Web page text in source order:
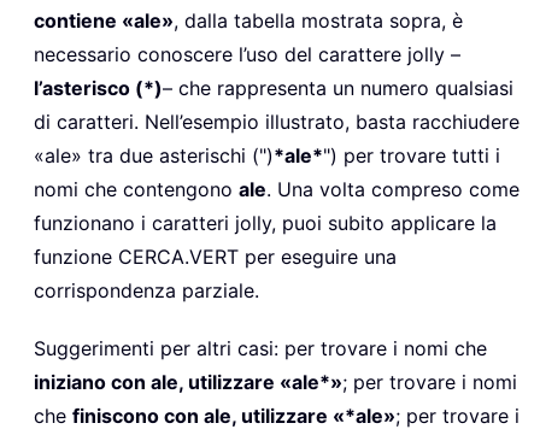
contiene «ale», dalla tabella mostrata sopra, è
necessario conoscere l’uso del carattere jolly –
l’asterisco (*)– che rappresenta un numero qualsiasi
di caratteri. Nell’esempio illustrato, basta racchiudere
«ale» tra due asterischi (")*ale*") per trovare tutti i
nomi che contengono ale. Una volta compreso come
funzionano i caratteri jolly, puoi subito applicare la
funzione CERCA.VERT per eseguire una
corrispondenza parziale.
Suggerimenti per altri casi: per trovare i nomi che
iniziano con ale, utilizzare «ale*»; per trovare i nomi
che finiscono con ale, utilizzare «*ale»; per trovare i